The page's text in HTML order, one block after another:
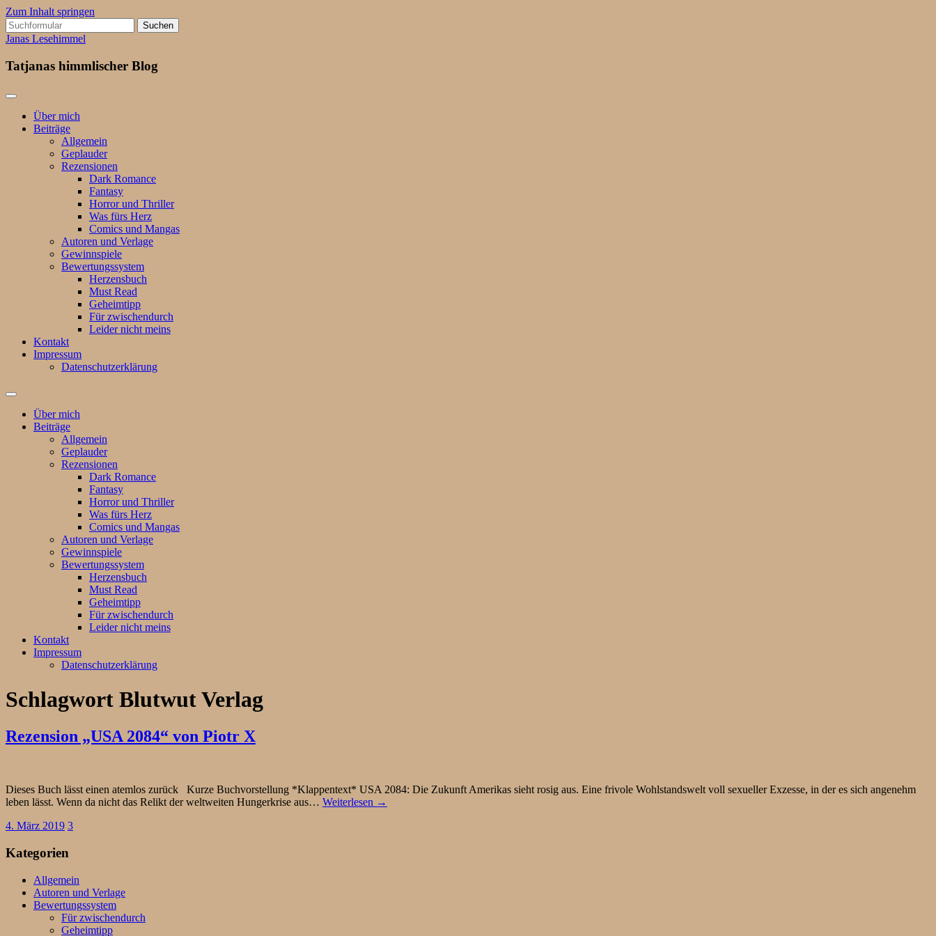
Zum Inhalt springen
Suchen
nach:
Janas Lesehimmel
Tatjanas himmlischer Blog
Über mich
Beiträge
Allgemein
Geplauder
Rezensionen
Dark Romance
Fantasy
Horror und Thriller
Was fürs Herz
Comics und Mangas
Autoren und Verlage
Gewinnspiele
Bewertungssystem
Herzensbuch
Must Read
Geheimtipp
Für zwischendurch
Leider nicht meins
Kontakt
Impressum
Datenschutzerklärung
Suchfeld
ein-/ausblenden
Über mich
Beiträge
Allgemein
Geplauder
Rezensionen
Dark Romance
Fantasy
Horror und Thriller
Was fürs Herz
Comics und Mangas
Autoren und Verlage
Gewinnspiele
Bewertungssystem
Herzensbuch
Must Read
Geheimtipp
Für zwischendurch
Leider nicht meins
Kontakt
Impressum
Datenschutzerklärung
Schlagwort Blutwut Verlag
Rezension „USA 2084“ von Piotr X
Dieses Buch lässt einen atemlos zurück Kurze Buchvorstellung *Klappentext* USA 2084: Die Zukunft Amerikas sieht rosig aus. Eine frivole Wohlstandswelt voll sexueller Exzesse, in der es sich angenehm
leben lässt. Wenn da nicht das Relikt der weltweiten Hungerkrise aus… Weiterlesen →
4. März 2019 3
Kategorien
Allgemein
Autoren und Verlage
Bewertungssystem
Für zwischendurch
Geheimtipp